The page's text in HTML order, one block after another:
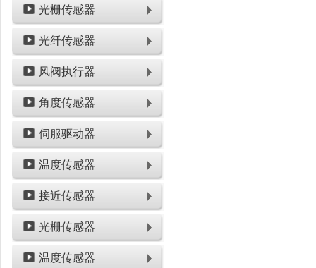
光栅传感器
光纤传感器
风阀执行器
角度传感器
伺服驱动器
温度传感器
接近传感器
光栅传感器
温度传感器